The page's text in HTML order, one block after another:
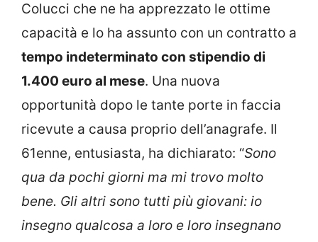
Colucci che ne ha apprezzato le ottime
capacità e lo ha assunto con un contratto a
tempo indeterminato con stipendio di
1.400 euro al mese. Una nuova
opportunità dopo le tante porte in faccia
ricevute a causa proprio dell’anagrafe. Il
61enne, entusiasta, ha dichiarato: “Sono
qua da pochi giorni ma mi trovo molto
bene. Gli altri sono tutti più giovani: io
insegno qualcosa a loro e loro insegnano